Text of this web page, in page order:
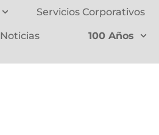
Servicios Corporativos
Noticias 100 Años